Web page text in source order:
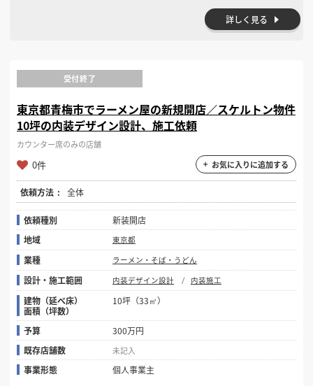
詳しく見る
受付終了
東京都青梅市でラーメン屋の新規開店／スケルトン物件
10坪の内装デザイン設計、施工依頼
カウンター席のみの店舗
0件 お気に入りに追加する
依頼方法 全体
依頼種別
新装開店
地域
東京都
業種 ラーメン・そば・うどん
設計・施工範囲 内装デザイン設計 内装施工
建物（延べ床）
面積（坪数）
10坪（33㎡）
予算
300万円
既存店舗数
未記入
事業形態 個人事業主